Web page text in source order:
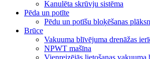
Kanulēta skrūvju sistēma
Pēda un potīte
Pēdu un potīšu bloķēšanas
Brūce
Vakuuma blīvējuma drenāžas
NPWT mašīna
Vienreizējās lietošanas vakuuma